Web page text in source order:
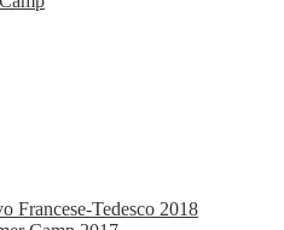
Francese-Tedesco 2018